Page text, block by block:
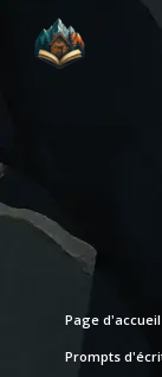
Page d'accueil
Prompts